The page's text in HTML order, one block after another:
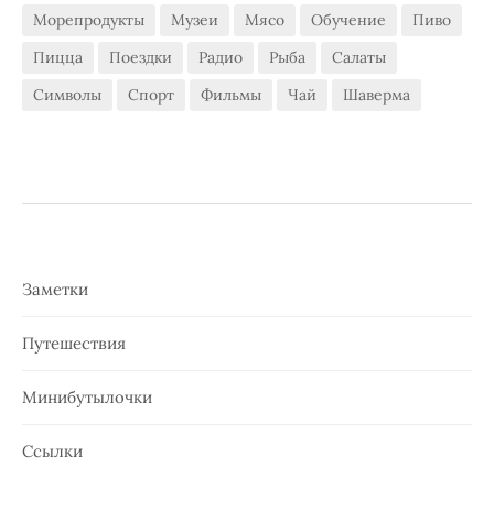
Морепродукты
Музеи Мясо Обучение
Пиво
Пицца
Поездки Радио Рыба
Салаты
Символы
Спорт Фильмы Чай Шаверма
Заметки
Путешествия
Минибутылочки
Ссылки